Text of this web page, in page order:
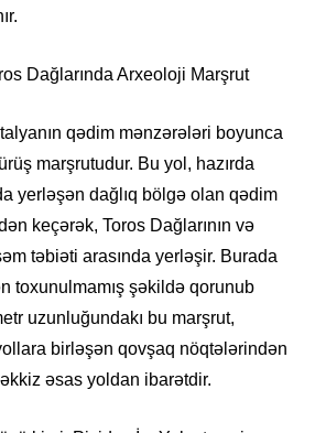
Dağlarında Arxeoloji Marşrut
qədim mənzərələri boyunca
marşrutudur. Bu yol, hazırda
yerləşən dağlıq bölgə olan qədim
keçərək, Toros Dağlarının və
təbiəti arasında yerləşir. Burada
toxunulmamış şəkildə qorunub
uzunluğundakı bu marşrut,
birləşən qovşaq nöqtələrindən
əsas yoldan ibarətdir.